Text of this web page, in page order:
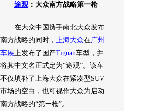
途观： 大众南方战略第一枪
在大众中国携手南北大众发布
南方战略的同时，
上海大众在广州
车展 上发布了国产Tiguan车型 ，并
将其中文名正式定为“途观”。该车
不仅填补了 上海大众在紧凑型SUV
市场的空白，也可视作大众为启动
南方战略的“第一枪”。